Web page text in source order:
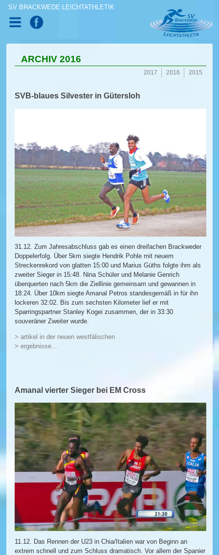
SV BRACKWEDE LEICHTATHLETIK
ARCHIV 2016
2015
2016
2017
SVB-blaues Silvester in Gütersloh
31.12. Zum Jahresabschluss gab es einen dreifachen Brackweder
Doppelerfolg. Über 5km siegte Hendrik Pohle mit neuem
Streckenrekord von glatten 15:00 und Marius Güths folgte ihm als
zweiter Sieger in 15:48. Nina Schüler und Melanie Genrich
überquerten nach 5km die Ziellinie gemeinsam und gewannen in
18:24. Über 10km siegte Amanal Petros standesgemäß in für ihn
lockeren 32:02. Bis zum sechsten Kilometer lief er mit
Sparringspartner Stanley Kogei zusammen, der in 33:30
souveräner Zweiter wurde.
> artikel in der neuen westfälischen
> ergebnisse...
Amanal vierter Sieger bei EM Cross
11.12. Das Rennen der U23 in Chia/Italien war von Beginn an
extrem schnell und zum Schluss dramatisch. Vor allem der Spanier